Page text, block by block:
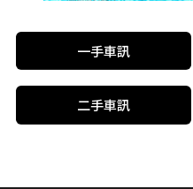
一手車訊
二手車訊